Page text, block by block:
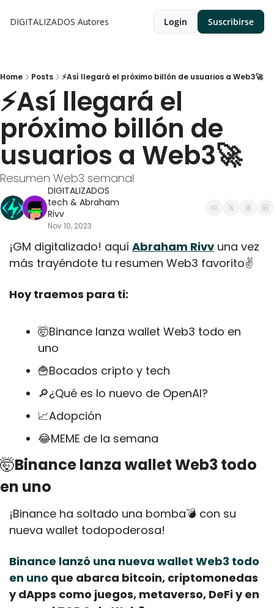
DIGITALIZADOS Autores Login Suscribirse
Home Posts ⚡Así llegará el próximo billón de usuarios a Web3🚀
⚡Así llegará el
próximo billón de
usuarios a Web3🚀
Resumen Web3 semanal
DIGITALIZADOS
tech & Abraham
Rivv
Nov 10, 2023
¡GM digitalizado! aquí Abraham Rivv una vez
más trayéndote tu resumen Web3 favorito✌️
Hoy traemos para ti:
🤯Binance lanza wallet Web3 todo en
uno
🍟Bocados cripto y tech
🔎¿Qué es lo nuevo de OpenAI?
📈Adopción
😂MEME de la semana
🤯Binance lanza wallet Web3 todo
en uno
¡Binance ha soltado una bomba💣 con su
nueva wallet todopoderosa!
Binance lanzó una nueva wallet Web3 todo
en uno que abarca bitcoin, criptomonedas
y dApps como juegos, metaverso, DeFi y en